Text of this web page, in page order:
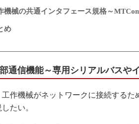
機械の共通インタフェース規格～
め
通信機能～専用シリアルバスや
作機械がネットワークに接続するた
たい。